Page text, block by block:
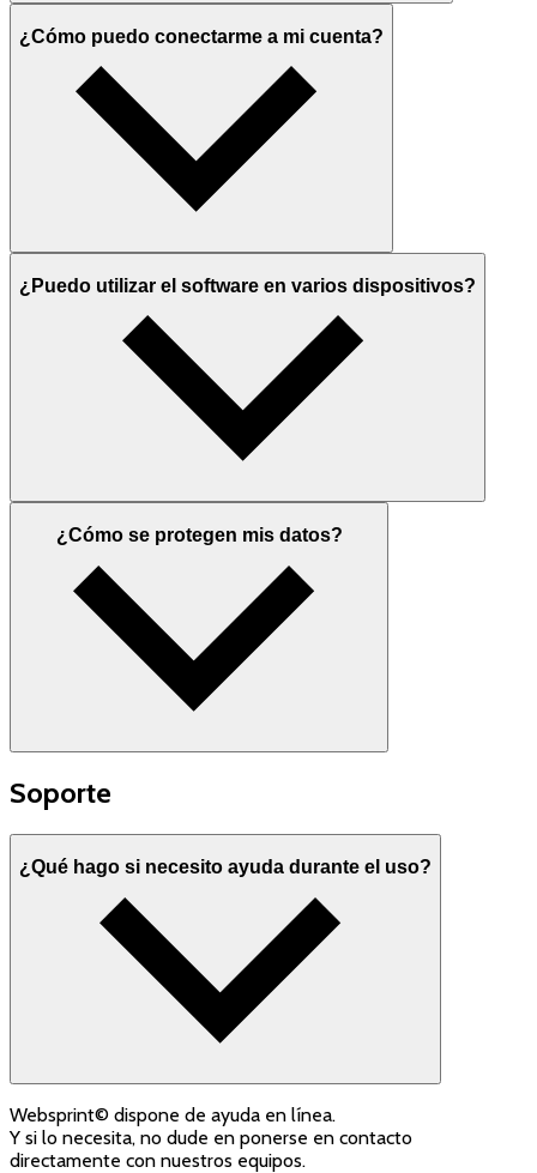
¿Cómo puedo conectarme a mi cuenta?
¿Puedo utilizar el software en varios dispositivos?
¿Cómo se protegen mis datos?
Soporte
¿Qué hago si necesito ayuda durante el uso?
Websprint© dispone de ayuda en línea.
Y si lo necesita, no dude en ponerse en contacto
directamente con nuestros equipos.